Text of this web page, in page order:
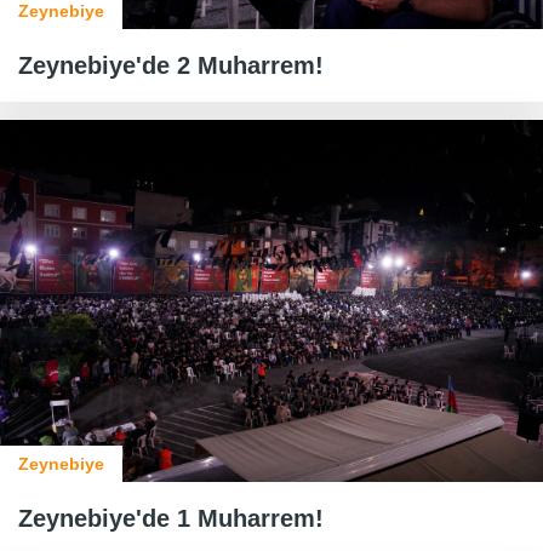
Zeynebiye
Zeynebiye'de 2 Muharrem!
Zeynebiye
Zeynebiye'de 1 Muharrem!